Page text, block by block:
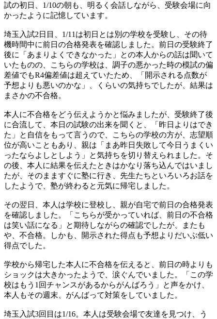
試の初日、1/10の朝も、明るく会話しながら、受験会場に向
かったように記憶しています。
埼玉入試2日目、1/11は初日とは別の学校を受験し、その待
機時間中に前日の合格発表を確認しました。前日の受験終了
後に「あまりよくできなかった」との本人からの話は聞いて
いたものの、こちらの学校は、調子の悪かった時の模試の偏
差値でもR4偏差値は超えていたため、「開示される点数が
予想よりも悪いのかな」、くらいの気持ちでしたが、結果は
まさかの不合格。
本人に不合格をどう伝えようかと悩みましたが、受験終了後
に合流して、本日の試験の出来を聞くと、「昨日よりはでき
た」と自信をもって言うので、こちらの学校の方が、志望順
位が高いこともあり、親は「まあ昨日失敗して今日うまくい
ったならよしとしよう」と気持ちを切り替えられました。そ
の後、本人に結果を伝えたときはかなり落ち込んではいまし
たが、そのまますぐに塾に行き、先生たちといろいろお話を
したようで、塾が終わると元気に帰宅しました。
その翌日、本人は学校に登校し、親が自宅で前日の合格発表
を確認しました。「こちらが受かっていれば、前日の不合格
は笑い話になる」と期待しながらの確認でしたが、またも
や、不合格。しかも、開示された得点も予想よりだいぶ低い
得点でした。
学校から帰宅した本人に不合格を伝えると、前日の時よりも
ショックは大きかったようで、涙ぐんでいました。「この学
校はもう1回チャンスがあるからがんばろう」と声をかけ、
本人もその週末、がんばって対策をしていました。
埼玉入試3回目は1/16。本人は受験会場で友達を見つけ、う